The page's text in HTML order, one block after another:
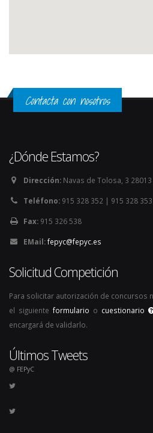
Contacta con nosotros
¿Dónde Estamos?
Dirección: Navas de Tolosa, 3
Teléfono: 915 328 352 | 915 328 353
Fax: 915 326 538
EMail:fepyc@fepyc.es
Solicitud Competición
Para solicitar autorización de concursos
el siguiente formulario o cuestionario
encargará de validarlo.
Últimos Tweets
@ FEPyC